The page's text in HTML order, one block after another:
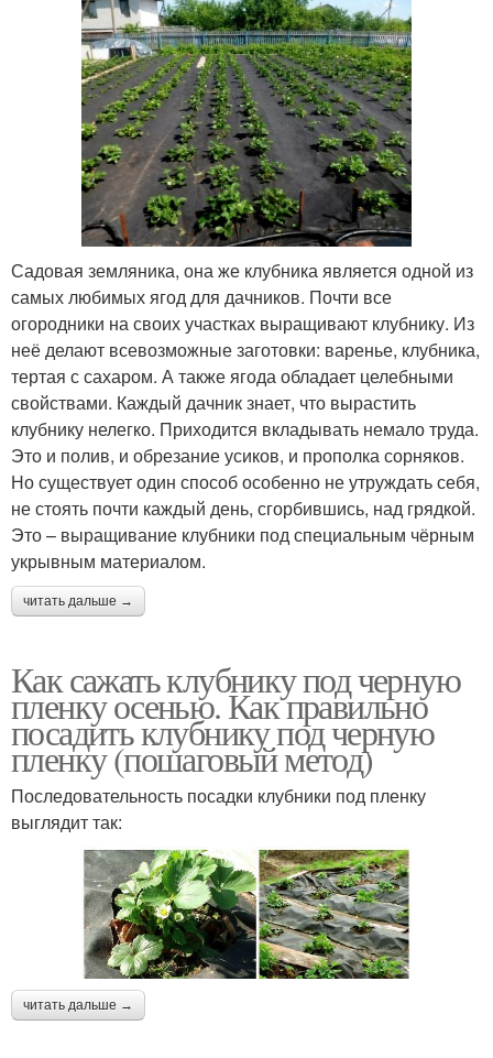
Садовая земляника, она же клубника является одной из
самых любимых ягод для дачников. Почти все
огородники на своих участках выращивают клубнику. Из
неё делают всевозможные заготовки: варенье, клубника,
тертая с сахаром. А также ягода обладает целебными
свойствами. Каждый дачник знает, что вырастить
клубнику нелегко. Приходится вкладывать немало труда.
Это и полив, и обрезание усиков, и прополка сорняков.
Но существует один способ особенно не утруждать себя,
не стоять почти каждый день, сгорбившись, над грядкой.
Это – выращивание клубники под специальным чёрным
укрывным материалом.
читать дальше →
Как сажать клубнику под черную
пленку осенью. Как правильно
посадить клубнику под черную
пленку (пошаговый метод)
Последовательность посадки клубники под пленку
выглядит так:
читать дальше →